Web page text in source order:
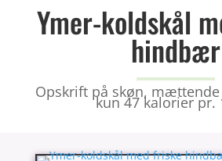
Ymer-koldskål
hindbær
Opskrift på skøn,
kun 47 kalorier pr.